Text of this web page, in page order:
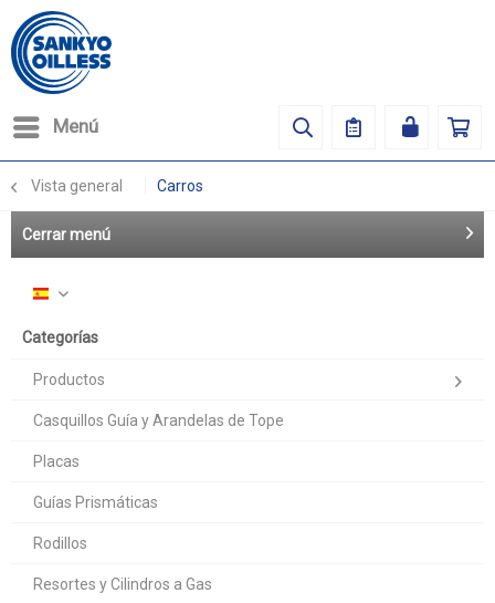
Menú
Vista general Carros
Cerrar menú
Español
Categorías
Productos
Casquillos Guía y Arandelas de Tope
Placas
Guías Prismáticas
Rodillos
Resortes y Cilindros a Gas